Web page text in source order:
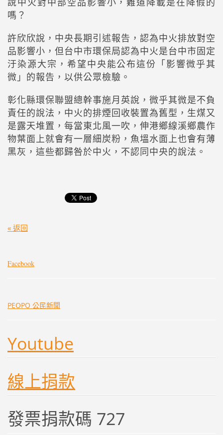
說中火對中部空品影響小，難道降載是在降假的
嗎？
許欣欣說，中央長期引述報告，認為中火排放對空
品影響小，但台中市環保局認為中火是台中市固定
汙染源大宗，希望中央能公布這份「影響微乎其
微」的報告，以供公眾檢驗。
彰化縣環保聯盟總幹事施月英說，微乎其微是不負
責任的說法，中火的排煙回收裝置為舊型，生煤又
是露天堆置，每當東北風一吹，伸港鄉線溪鄉農作
物葉面上就會有一層細炭粉，魚塭水面上也會有薄
黑灰，這些都歸咎於中火，不認同中央的說法。
« 返回
Facebook
PEOPO 公民新聞
Youtube
線上捐款
發票捐款碼 727